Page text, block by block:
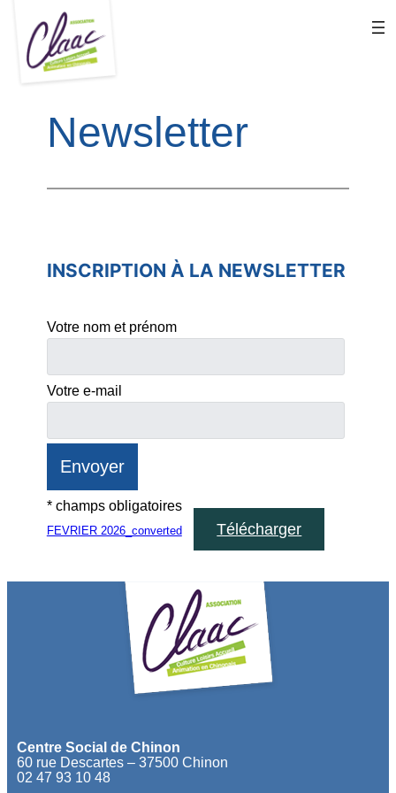
contenu
Newsletter
INSCRIPTION À LA NEWSLETTER
Votre nom et prénom
Votre e-mail
* champs obligatoires
FEVRIER 2026_converted Télécharger
Centre Social de Chinon
60 rue Descartes – 37500 Chinon
02 47 93 10 48